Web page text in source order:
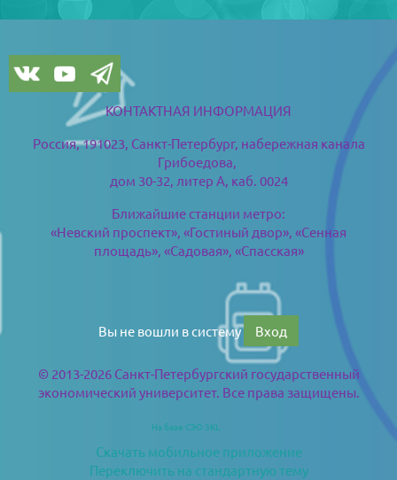
Блоки
КОНТАКТНАЯ ИНФОРМАЦИЯ
Россия, 191023, Санкт-Петербург, набережная канала
Грибоедова,
дом 30-32, литер А, каб. 0024
Ближайшие станции метро:
«Невский проспект», «Гостиный двор», «Сенная
площадь», «Садовая», «Спасская»
Вы не вошли в систему Вход
© 2013-2026 Санкт-Петербургский государственный
экономический университет. Все права защищены.
На базе СЭО 3KL
Скачать мобильное приложение
Переключить на стандартную тему